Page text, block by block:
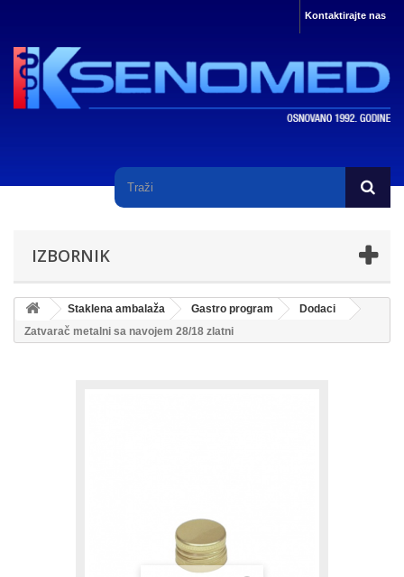
Kontaktirajte nas
IZBORNIK
Staklena ambalaža Gastro program
Dodaci
Zatvarač metalni sa navojem 28/18 zlatni